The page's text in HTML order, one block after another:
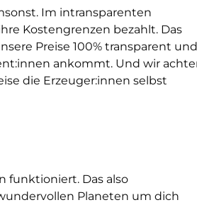
Im intransparenten
Kostengrenzen bezahlt. Das
Preise 100% transparent und
ankommt. Und wir
die Erzeuger:innen selbst
funktioniert. Das also
Planeten um dich